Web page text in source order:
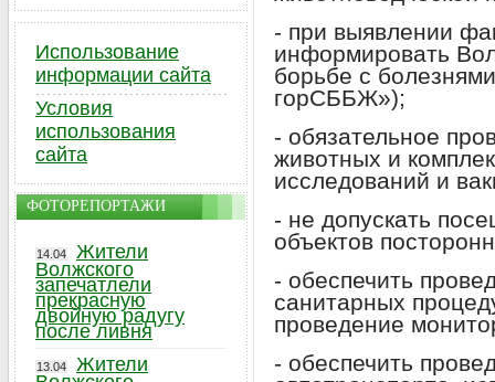
- при выявлении
информировать
борьбе с
горСББЖ»);
- обязательное
животных и
исследований и
- не допускать
объектов
- обеспечить
санитарных
проведение
- обеспечить
Использование
информации сайта
Условия
использования
сайта
ФОТОРЕПОРТАЖИ
14.04
Жители
Волжского
запечатлели
прекрасную
двойную радугу
после ливня
13.04
Жители